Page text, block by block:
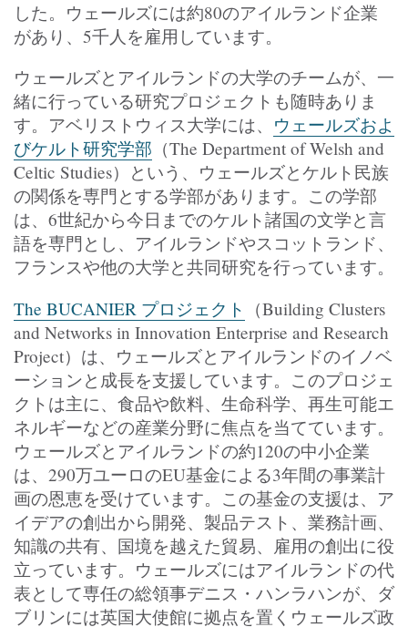
した。ウェールズには約80のアイルランド企業
があり、5千人を雇用しています。
ウェールズとアイルランドの大学のチームが、一
緒に行っている研究プロジェクトも随時ありま
す。アベリストウィス大学には、 ウェールズおよ
びケルト研究学部 （The Department of Welsh and
Celtic Studies）という、ウェールズとケルト民族
の関係を専門とする学部があります。この学部
は、6世紀から今日までのケルト諸国の文学と言
語を専門とし、アイルランドやスコットランド、
フランスや他の大学と共同研究を行っています。
The BUCANIER プロジェクト
（Building Clusters
and Networks in Innovation Enterprise and Research
Project）は、ウェールズとアイルランドのイノベ
ーションと成長を支援しています。このプロジェ
クトは主に、食品や飲料、生命科学、再生可能エ
ネルギーなどの産業分野に焦点を当てています。
ウェールズとアイルランドの約120の中小企業
は、290万ユーロのEU基金による3年間の事業計
画の恩恵を受けています。この基金の支援は、ア
イデアの創出から開発、製品テスト、業務計画、
知識の共有、国境を越えた貿易、雇用の創出に役
立っています。ウェールズにはアイルランドの代
表として専任の総領事デニス・ハンラハンが、ダ
ブリンには英国大使館に拠点を置くウェールズ政